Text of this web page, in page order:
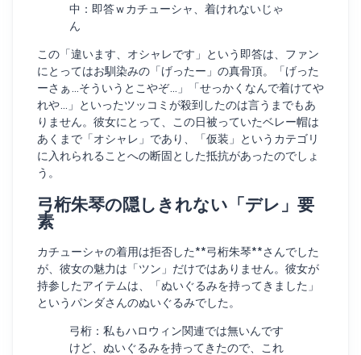
中：即答ｗカチューシャ、着けれないじゃ
ん
この「違います、オシャレです」という即答は、ファン
にとってはお馴染みの「げったー」の真骨頂。「げった
ーさぁ…そういうとこやぞ…」「せっかくなんで着けてや
れや…」といったツッコミが殺到したのは言うまでもあ
りません。彼女にとって、この日被っていたベレー帽は
あくまで「オシャレ」であり、「仮装」というカテゴリ
に入れられることへの断固とした抵抗があったのでしょ
う。
弓桁朱琴の隠しきれない「デレ」要
素
カチューシャの着用は拒否した**弓桁朱琴**さんでした
が、彼女の魅力は「ツン」だけではありません。彼女が
持参したアイテムは、「ぬいぐるみを持ってきました」
というパンダさんのぬいぐるみでした。
弓桁：私もハロウィン関連では無いんです
けど、ぬいぐるみを持ってきたので、これ